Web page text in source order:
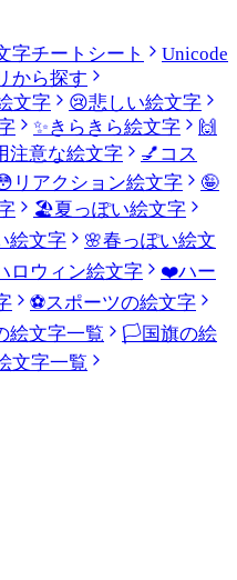
字チートシート
Unicode
から探す
文字 😢悲しい絵文字
✨きらきら絵文字
🙌
注意な絵文字 💅 コス
リアクション絵文字
🤪
🏖️夏っぽい絵文字
絵文字 🌸春っぽい絵文
ロウィン絵文字 ❤️ハー
⚽スポーツの絵文字
絵文字一覧 🏳️国旗の絵
文字一覧